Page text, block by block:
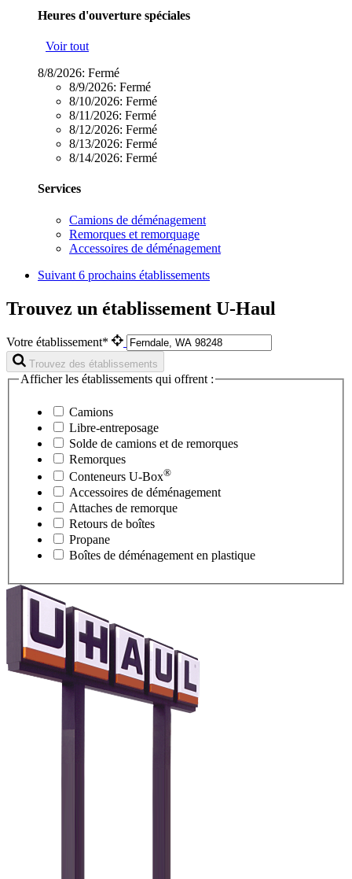
Heures d'ouverture spéciales
Voir tout
8/8/2026: Fermé
8/9/2026: Fermé
8/10/2026: Fermé
8/11/2026: Fermé
8/12/2026: Fermé
8/13/2026: Fermé
8/14/2026: Fermé
Services
Camions de déménagement
Remorques et remorquage
Accessoires de déménagement
Suivant 6 prochains établissements
Trouvez un établissement U-Haul
Votre établissement*
Trouvez des établissements
Afficher les établissements qui offrent :
Camions
Libre-entreposage
Solde de camions et de remorques
Remorques
Conteneurs U-Box®
Accessoires de déménagement
Attaches de remorque
Retours de boîtes
Propane
Boîtes de déménagement en plastique